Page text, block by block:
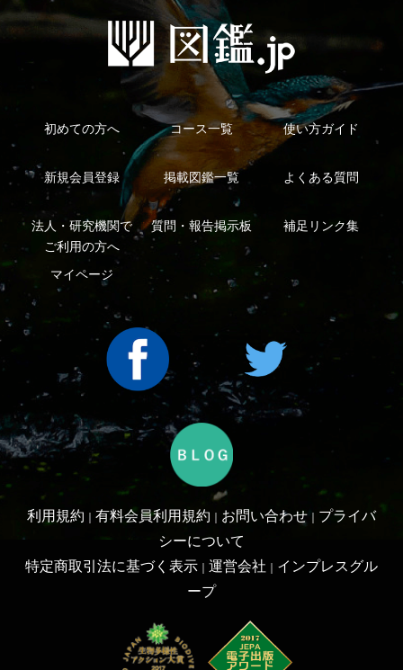
初めての方へ コース一覧
掲載図鑑一覧 よくある質問
質問・報告掲示板 補足リンク集
有料会員利用規約 お問い合わせ ｜プライバ
シーについて
特定商取引法に基づく表示
運営会社｜インプレスグル
ープ
Copyright ©2016 Yama-kei Publishers co.,Ltd.
An impress Group Company. All rights reserved.